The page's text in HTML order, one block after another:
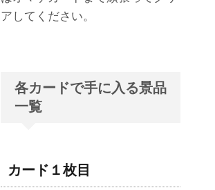
アしてください。
各カードで手に入る景品
一覧
カード１枚目